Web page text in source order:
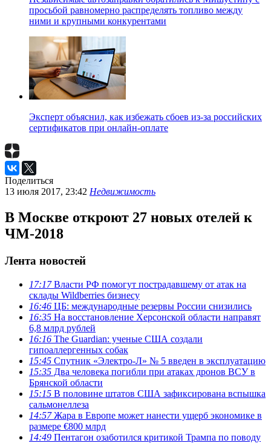
просьбой равномерно распределять топливо между
ними и крупными конкурентами
Эксперт объяснил, как избежать сбоев из-за российских
сертификатов при онлайн-оплате
Поделиться
13 июля 2017, 23:42 Недвижимость
В Москве откроют 27 новых отелей к
ЧМ-2018
Лента новостей
17:17Власти РФ помогут пострадавшему от атак на
склады Wildberries бизнесу
16:46 ЦБ: международные резервы России снизились
16:35 На восстановление Херсонской области направят
6,8 млрд рублей
16:16 The Guardian: ученые США создали
гипоаллергенных собак
15:45 Спутник «Электро-Л» № 5 введен в эксплуатацию
15:35 Два человека погибли при атаках дронов ВСУ в
Брянской области
15:15 В половине штатов США зафиксирована вспышка
сальмонеллеза
14:57Жара в Европе может нанести ущерб экономике в
размере €800 млрд
14:49 Пентагон озаботился критикой Трампа по поводу